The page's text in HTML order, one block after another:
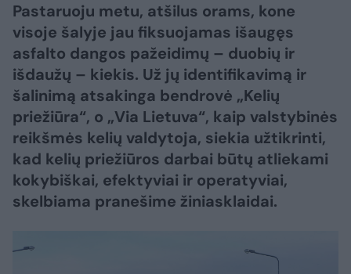
Pastaruoju metu, atšilus orams, kone
visoje šalyje jau fiksuojamas išaugęs
asfalto dangos pažeidimų – duobių ir
išdaužų – kiekis. Už jų identifikavimą ir
šalinimą atsakinga bendrovė „Kelių
priežiūra“, o „Via Lietuva“, kaip valstybinės
reikšmės kelių valdytoja, siekia užtikrinti,
kad kelių priežiūros darbai būtų atliekami
kokybiškai, efektyviai ir operatyviai,
skelbiama pranešime žiniasklaidai.